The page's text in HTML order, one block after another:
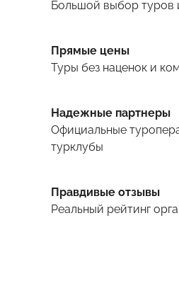
Большой выбор туров
Прямые цены
Туры без наценок и
Надежные партнеры
Официальные
турклубы
Правдивые отзывы
Реальный рейтинг